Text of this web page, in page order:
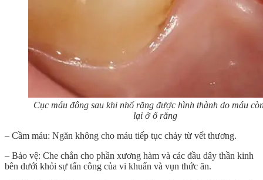
Cục máu đông sau khi nhổ răng được hình thành do máu
lại ở ổ răng
– Cầm máu: Ngăn không cho máu tiếp tục chảy từ vết thương.
– Bảo vệ: Che chắn cho phần xương hàm và các đầu dây thần kinh
bên dưới khỏi sự tấn công của vi khuẩn và vụn thức ăn.